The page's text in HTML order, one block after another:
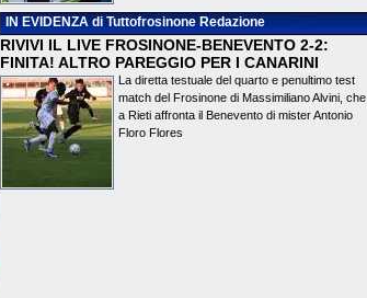
IN EVIDENZAdi Tuttofrosinone Redazione
RIVIVI IL LIVE FROSINONE-BENEVENTO 2-2:
FINITA! ALTRO PAREGGIO PER I CANARINI
La diretta testuale del quarto e penultimo test
match del Frosinone di Massimiliano Alvini, che
a Rieti affronta il Benevento di mister Antonio
Floro Flores